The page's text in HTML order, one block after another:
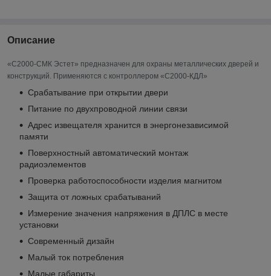
Описание
«С2000-СМК Эстет» предназначен для охраны металлических дверей и
конструкций. Применяются с контроллером «С2000-КДЛ»
Срабатывание при открытии двери
Питание по двухпроводной линии связи
Адрес извещателя хранится в энергонезависимой
памяти
Поверхностный автоматический монтаж
радиоэлементов
Проверка работоспособности изделия магнитом
Защита от ложных срабатываний
Измерение значения напряжения в ДПЛС в месте
установки
Современный дизайн
Малый ток потребления
Малые габариты